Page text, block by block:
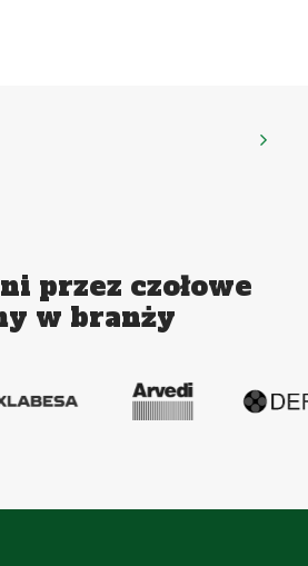
przez czołowe
w branży